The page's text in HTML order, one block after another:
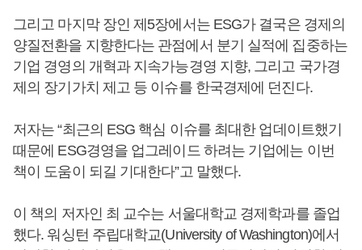
그리고 마지막 장인 제5장에서는 ESG가 결국은 경제의
양질전환을 지향한다는 관점에서 분기 실적에 집중하는
기업 경영의 개혁과 지속가능경영 지향, 그리고 국가경
제의 장기가치 제고 등 이슈를 한국경제에 던진다.
저자는 “최근의 ESG 핵심 이슈를 최대한 업데이트했기
때문에 ESG경영을 업그레이드 하려는 기업에는 이번
책이 도움이 되길 기대한다”고 말했다.
이 책의 저자인 최 교수는 서울대학교 경제학과를 졸업
했다. 워싱턴 주립대학교(University of Washington)에서